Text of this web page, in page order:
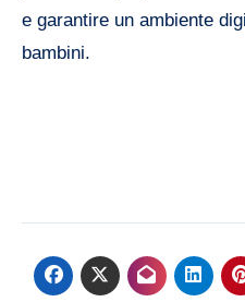
e garantire un ambiente
bambini.